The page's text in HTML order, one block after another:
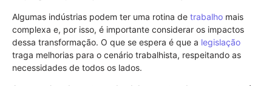
Algumas indústrias podem ter uma rotina de trabalho mais
complexa e, por isso, é importante considerar os impactos
dessa transformação. O que se espera é que a legislação
traga melhorias para o cenário trabalhista, respeitando as
necessidades de todos os lados.